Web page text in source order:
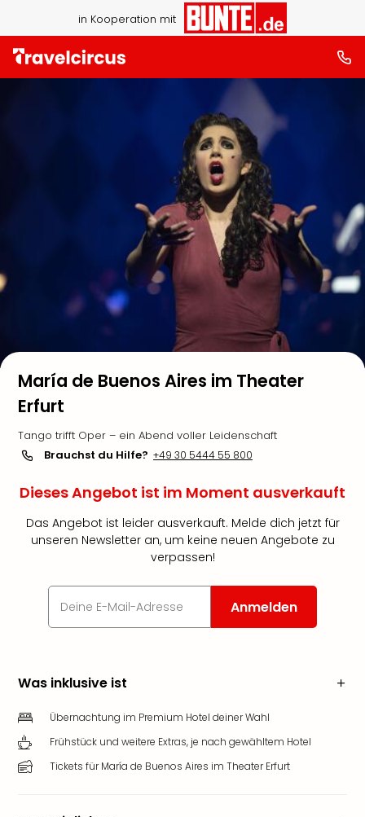
in Kooperation mit
María de Buenos Aires im Theater
Erfurt
Tango trifft Oper – ein Abend voller Leidenschaft
Brauchst du Hilfe? +49 30 5444 55 800
Dieses Angebot ist im Moment ausverkauft
Das Angebot ist leider ausverkauft. Melde dich jetzt für
unseren Newsletter an, um keine neuen Angebote zu
verpassen!
Anmelden
Was inklusive ist
Übernachtung im Premium Hotel deiner Wahl
Frühstück und weitere Extras, je nach gewähltem Hotel
Tickets für María de Buenos Aires im Theater Erfurt